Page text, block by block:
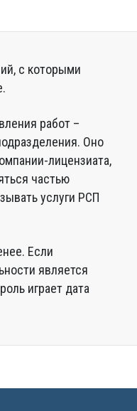
с которыми
работ –
Оно
лицензиата,
частью
услуги РСП
Если
является
играет дата